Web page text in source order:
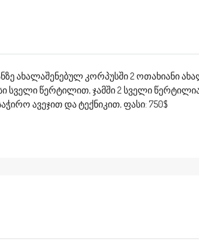
ახალაშენებულ კორპუსში 2 ოთახიანი
სველი წერტილით, ჯამში 2 სველი
ავეჯით და ტექნიკით, ფასი: 750$